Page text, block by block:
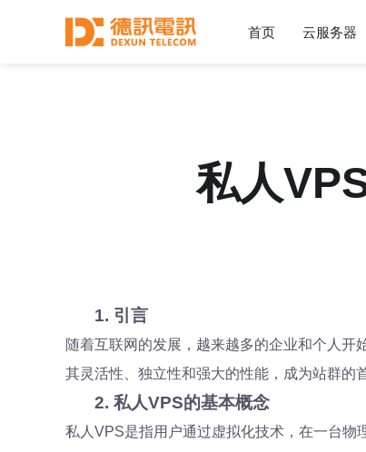
首页 云服务器
私人
1. 引言
随着互联网的发展，越来越多的企业和个人
其灵活性、独立性和强大的性能，成为站群的
2. 私人VPS的基本概念
私人VPS是指用户通过虚拟化技术，在一台物